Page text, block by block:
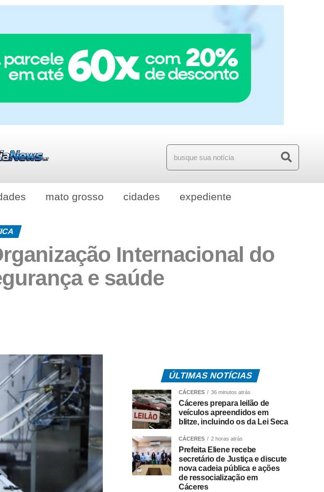
mato grosso cidades expediente
Internacional do
e saúde
ÚLTIMAS NOTÍCIAS
CÁCERES 36 minutos atrás
Cáceres prepara leilão de
veículos apreendidos em
blitze, incluindo os da Lei Seca
CÁCERES 2 horas atrás
Prefeita Eliene recebe
secretário de Justiça e discute
nova cadeia pública e ações
de ressocialização em
Cáceres